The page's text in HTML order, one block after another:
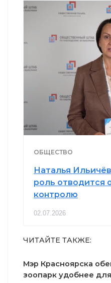
ОБЩЕСТВО
Наталья
роль отводится
контролю
02.07.2026
ЧИТАЙТЕ ТАКЖЕ:
Мэр Красноярска
зоопарк удобнее